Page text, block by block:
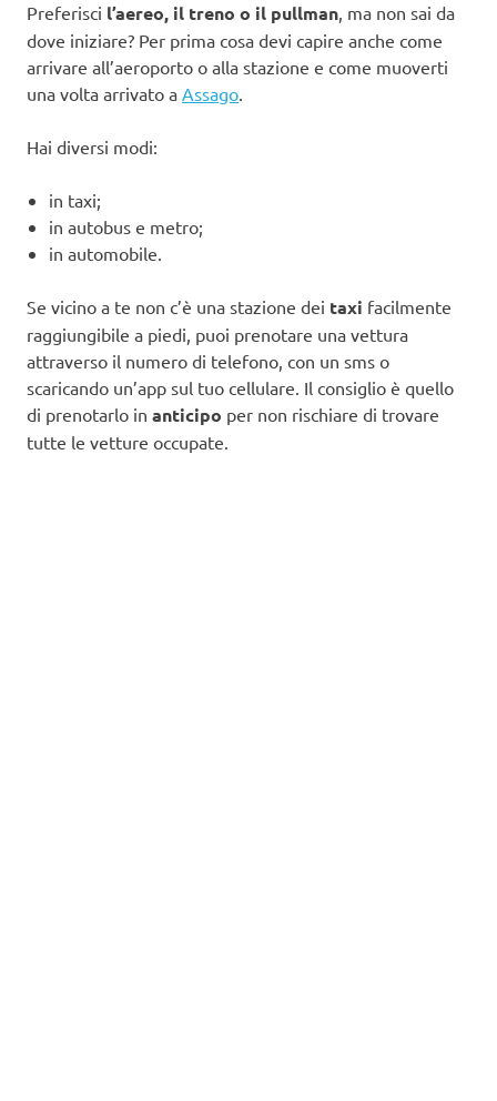
Preferisci l’aereo, il treno o il pullman, ma non sai da
dove iniziare? Per prima cosa devi capire anche come
arrivare all’aeroporto o alla stazione e come muoverti
una volta arrivato a Assago.
Hai diversi modi:
in taxi;
in autobus e metro;
in automobile.
Se vicino a te non c’è una stazione dei taxi facilmente
raggiungibile a piedi, puoi prenotare una vettura
attraverso il numero di telefono, con un sms o
scaricando un’app sul tuo cellulare. Il consiglio è quello
di prenotarlo in anticipo per non rischiare di trovare
tutte le vetture occupate.